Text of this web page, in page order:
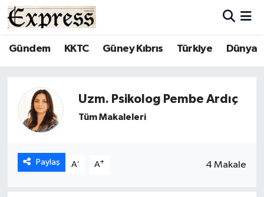
Gündem KKTC Güney Kıbrıs Türkiye Dünya
Uzm. Psikolog Pembe Ardıç
Tüm Makaleleri
Paylaş A- A+ 4 Makale
ALAYKÖY
BİLİM
ÇATALKÖY
DÜNYA
Hava Durumu
Süper Lig Puan Durumu ve Fikstür
Tüm Manşetler
Son Dakika Haberleri